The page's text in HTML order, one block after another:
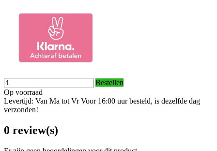
Bestellen
Op voorraad
Levertijd: Van Ma tot Vr Voor 16:00 uur besteld, is dezelfde dag
verzonden!
0 review(s)